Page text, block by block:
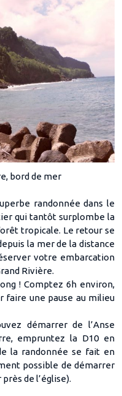
bord de mer
randonnée dans le
qui tantôt surplombe la
tropicale. Le retour se
la mer de la distance
votre embarcation
Rivière.
! Comptez 6h environ,
faire une pause au milieu
démarrer de l’Anse
empruntez la D10 en
la randonnée se fait en
possible de démarrer
de l’église).